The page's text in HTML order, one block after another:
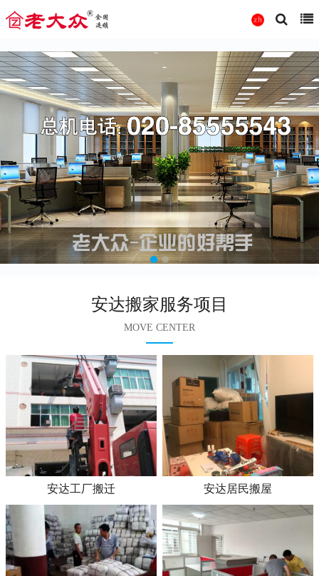
安达搬家服务项目
MOVE CENTER
安达工厂搬迁 安达居民搬屋